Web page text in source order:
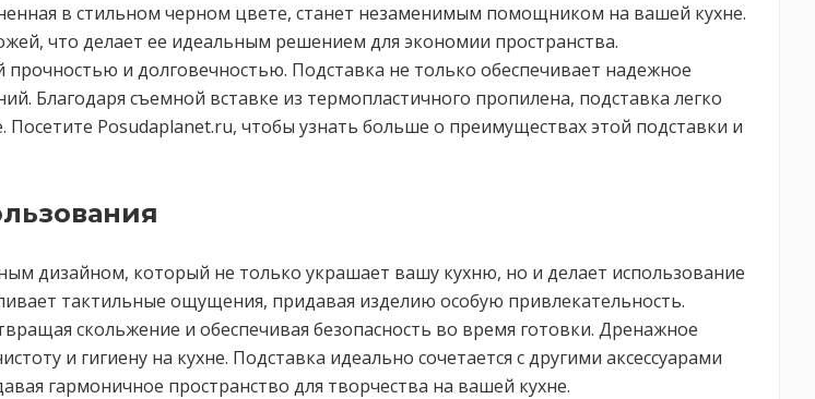
в стильном черном цвете, станет незаменимым помощником на вашей кухне.
что делает ее идеальным решением для экономии пространства.
и долговечностью. Подставка не только обеспечивает надежное
съемной вставке из термопластичного пропилена, подставка легко
Posudaplanet.ru, чтобы узнать больше о преимуществах этой подставки и
дизайном, который не только украшает вашу кухню, но и делает использование
тактильные ощущения, придавая изделию особую привлекательность.
скольжение и обеспечивая безопасность во время готовки. Дренажное
и гигиену на кухне. Подставка идеально сочетается с другими аксессуарами
гармоничное пространство для творчества на вашей кухне.